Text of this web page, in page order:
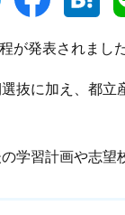
が発表されました
抜に加え、都立
学習計画や志望